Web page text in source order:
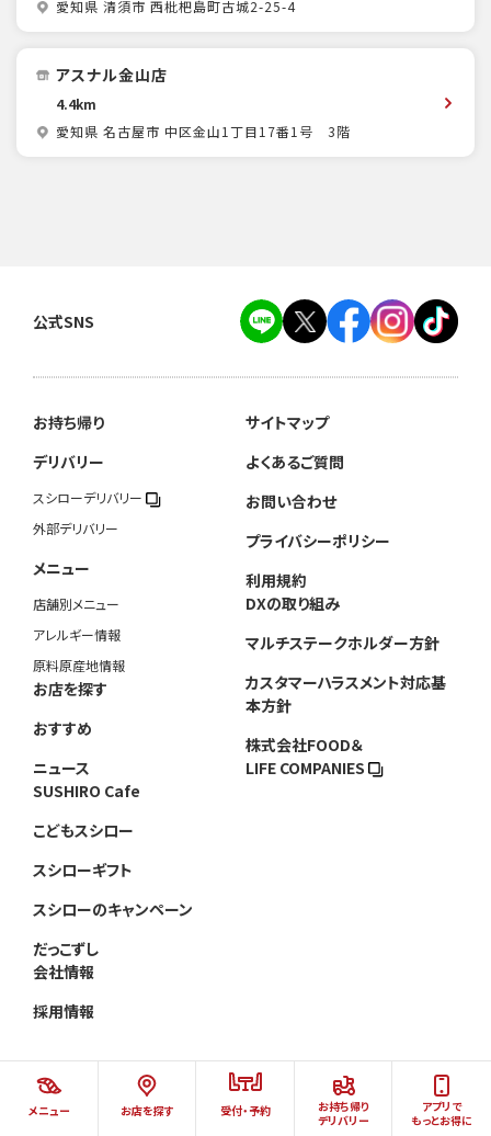
メニュー お店を探す 受付・予約
お持ち帰り
デリバリー
アプリで
もっとお得に
愛知県 清須市 西枇杷島町古城2-25-4
アスナル金山店
4.4km
愛知県 名古屋市 中区金山1丁目17番1号 3階
公式SNS
お持ち帰り
デリバリー
スシローデリバリー
外部デリバリー
メニュー
店舗別メニュー
アレルギー情報
原料原産地情報
お店を探す
おすすめ
ニュース
SUSHIRO Cafe
こどもスシロー
スシローギフト
スシローのキャンペーン
だっこずし
会社情報
採用情報
サイトマップ
よくあるご質問
お問い合わせ
プライバシーポリシー
利用規約
DXの取り組み
マルチステークホルダー方針
カスタマーハラスメント対応基
本方針
株式会社FOOD＆
LIFE COMPANIES
©AKINDO SUSHIRO CO.,LTD.ALL RIGHTS RESERVED.